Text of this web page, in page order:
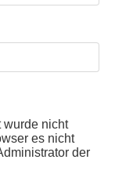
wurde nicht
es nicht
der